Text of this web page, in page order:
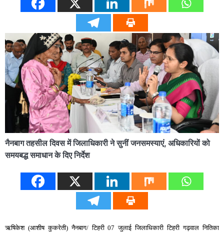
नैनबाग तहसील दिवस में जिलाधिकारी ने सुनीं जनसमस्याएं, अधिकारियों को
समयबद्ध समाधान के दिए निर्देश
ऋषिकेश (आशीष कुकरेती) नैनबाग/ टिहरी 07 जुलाई जिलाधिकारी टिहरी गढ़वाल नितिका